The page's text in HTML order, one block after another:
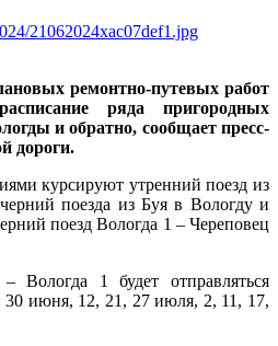
ремонтно-путевых работ
ряда пригородных
и обратно, сообщает пресс-
дороги.
курсируют утренний поезд из
поезда из Буя в Вологду и
поезд Вологда 1 – Череповец
Вологда 1 будет отправляться
июня, 12, 21, 27 июля, 2, 11, 17,